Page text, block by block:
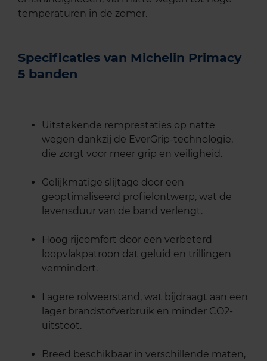
temperaturen in de zomer.
Specificaties van Michelin Primacy
5 banden
Uitstekende remprestaties op natte
wegen dankzij de EverGrip-technologie,
die zorgt voor meer grip en veiligheid.
Gelijkmatige slijtage door een
geoptimaliseerd profielontwerp, wat de
levensduur van de band verlengt.
Hoog rijcomfort door een verbeterd
loopvlakpatroon dat geluid en trillingen
vermindert.
Lagere rolweerstand, wat bijdraagt aan een
lager brandstofverbruik en minder CO2-
uitstoot.
Breed beschikbaar in verschillende maten,